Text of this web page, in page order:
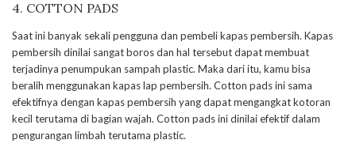
4. COTTON PADS
Saat ini banyak sekali pengguna dan pembeli kapas pembersih. Kapas
pembersih dinilai sangat boros dan hal tersebut dapat membuat
terjadinya penumpukan sampah plastic. Maka dari itu, kamu bisa
beralih menggunakan kapas lap pembersih. Cotton pads ini sama
efektifnya dengan kapas pembersih yang dapat mengangkat kotoran
kecil terutama di bagian wajah. Cotton pads ini dinilai efektif dalam
pengurangan limbah terutama plastic.